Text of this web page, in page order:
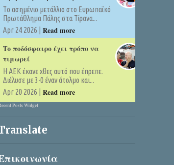
Tο ασημένιο μετάλλιο στο Ευρωπαϊκό
Πρωτάθλημα Πάλης στα Τίρανα...
Apr 24 2026 | Read more
Το ποδόσφαιρο έχει τρόπο να
τιμωρεί
Η ΑΕΚ έκανε χθες αυτό που έπρεπε.
Διέλυσε με 3-0 έναν άτολμο και...
Apr 20 2026 | Read more
Posts Widget